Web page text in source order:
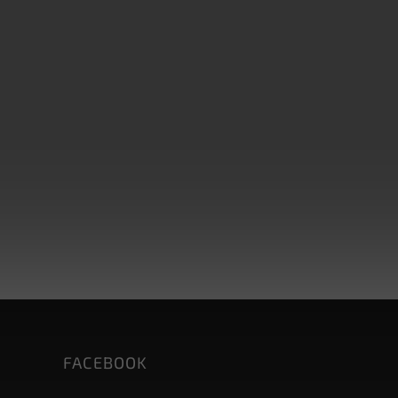
FACEBOOK